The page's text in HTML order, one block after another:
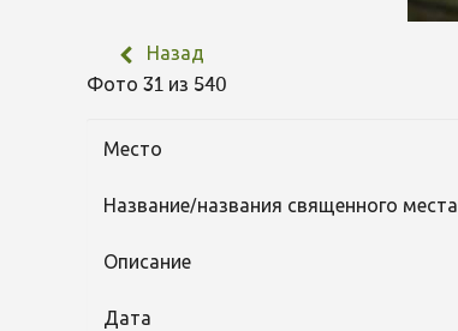
Назад
Фото 31 из 540
Место
Название/названия священного места
Описание
Дата